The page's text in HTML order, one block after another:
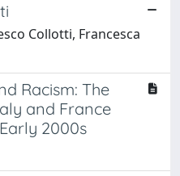
Collotti, Francesca
Racism: The
and France
2000s